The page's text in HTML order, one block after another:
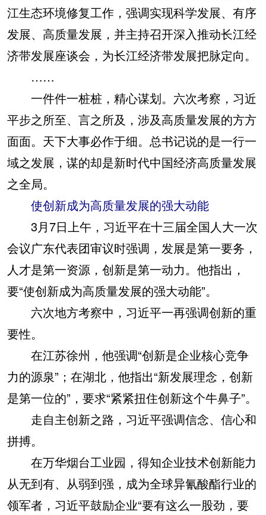
江生态环境修复工作，强调实现科学发展、有序
发展、高质量发展，并主持召开深入推动长江经
济带发展座谈会，为长江经济带发展把脉定向。
……
一件件一桩桩，精心谋划。六次考察，习近
平步之所至、言之所及，涉及高质量发展的方方
面面。天下大事必作于细。总书记说的是一行一
域之发展，谋的却是新时代中国经济高质量发展
之全局。
使创新成为高质量发展的强大动能
3月7日上午，习近平在十三届全国人大一次
会议广东代表团审议时强调，发展是第一要务，
人才是第一资源，创新是第一动力。他指出，
要“使创新成为高质量发展的强大动能”。
六次地方考察中，习近平一再强调创新的重
要性。
在江苏徐州，他强调“创新是企业核心竞争
力的源泉”；在湖北，他指出“新发展理念，创新
是第一位的”，要求“紧紧扭住创新这个牛鼻子”。
走自主创新之路，习近平强调信念、信心和
拼搏。
在万华烟台工业园，得知企业技术创新能力
从无到有、从弱到强，成为全球异氰酸酯行业的
领军者，习近平鼓励企业“要有这么一股劲，要